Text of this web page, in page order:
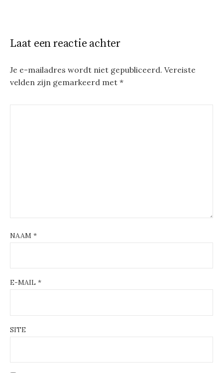
Laat een reactie achter
Je e-mailadres wordt niet gepubliceerd. Vereiste
velden zijn gemarkeerd met *
NAAM *
E-MAIL *
SITE